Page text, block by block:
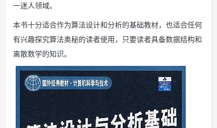
一迷人领域。
本书十分适合作为算法设计和分析的基础教材，也适合任何
有兴趣探究算法奥秘的读者使用，只要读者具备数据结构和
离散数学的知识。